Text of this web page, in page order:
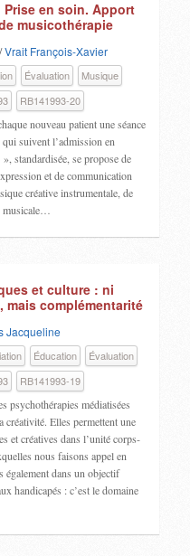
en soin. Apport
musicothérapie
/Vrait François-Xavier
Évaluation
Musique
RB141993-20
nouveau patient une séance
suivent l’admission en
standardisée, se propose de
et de communication
créative instrumentale, de
et culture : ni
complémentarité
Jacqueline
Éducation
Évaluation
RB141993-19
psychothérapies médiatisées
créativité. Elles permettent une
et créatives dans l’unité corps-
nous faisons appel en
également dans un objectif
handicapés : c’est le domaine